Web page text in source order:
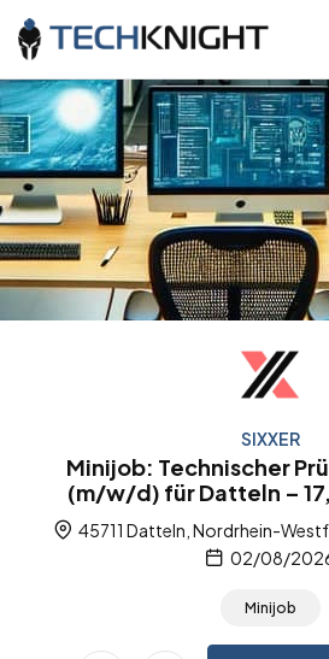
SIXXER
Minijob: Technischer
(m/w/d) für Datteln –
45711 Datteln, Nordrhein-
02/08/
Minijob